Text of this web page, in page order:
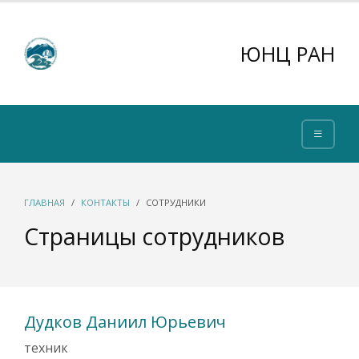
ЮНЦ РАН
ГЛАВНАЯ КОНТАКТЫ СОТРУДНИКИ
Страницы сотрудников
Дудков Даниил Юрьевич
техник